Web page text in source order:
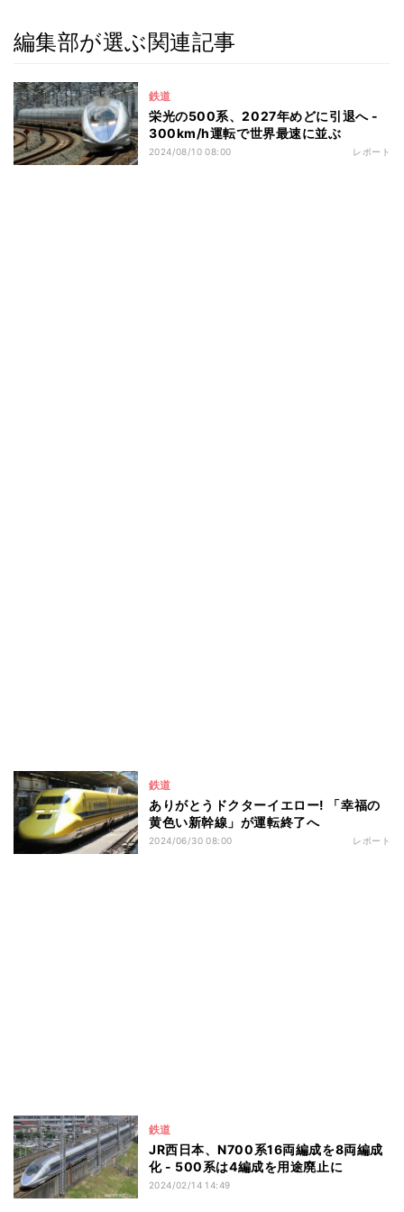
編集部が選ぶ関連記事
鉄道
栄光の500系、2027年めどに引退へ -
300km/h運転で世界最速に並ぶ
2024/08/10 08:00 レポート
鉄道
ありがとうドクターイエロー! 「幸福の
黄色い新幹線」が運転終了へ
2024/06/30 08:00 レポート
鉄道
JR西日本、N700系16両編成を8両編成
化 - 500系は4編成を用途廃止に
2024/02/14 14:49